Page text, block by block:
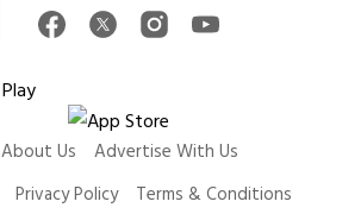
About Us
Advertise With Us
Privacy Policy Terms & Conditions